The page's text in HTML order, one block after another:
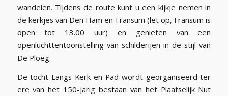
wandelen. Tijdens de route kunt u een kijkje nemen in
de kerkjes van Den Ham en Fransum (let op, Fransum is
open tot 13.00 uur) en genieten van een
openluchttentoonstelling van schilderijen in de stijl van
De Ploeg.
De tocht Langs Kerk en Pad wordt georganiseerd ter
ere van het 150-jarig bestaan van het Plaatselijk Nut